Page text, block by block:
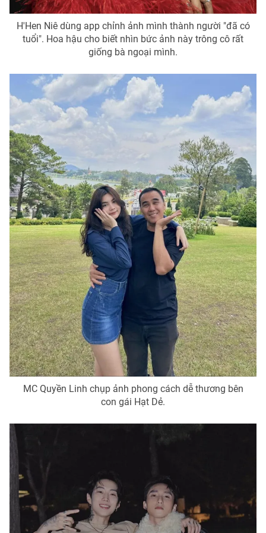
Photo Infographic
Shorts video
VTV Money VTV Thể thao
VTV Sức khoẻ Bất động sản
Thị trường 24h Tấm lòng Việt
VTV4 Vươn mình bằng AI
VTV9 VTV8
Liên hệ tòa soạn English
THỜI BÁO VTV
Cơ quan báo chí:
Giấy phép hoạt động báo in và báo điện tử số 483/GP-BTTTT
Tổng Biên tập:
Vũ Thanh Thủy
Phó Tổng Biên tập:
Nguyễn Thị Mỹ Hạnh, Phạm Quốc Thắng,
Nguyễn Trọng Ninh
Tổng đài VTV:024.38 355 931 - 024.38 355 932
H'Hen Niê dùng app chỉnh ảnh mình thành người "đã có
tuổi". Hoa hậu cho biết nhìn bức ảnh này trông cô rất
giống bà ngoại mình.
MC Quyền Linh chụp ảnh phong cách dễ thương bên
con gái Hạt Dẻ.